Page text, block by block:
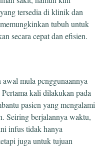
tersedia di klinik dan
tubuh untuk
secara cepat dan efisien.
mula penggunaannya
kali dilakukan pada
pasien yang mengalami
Seiring berjalannya waktu,
infus tidak hanya
juga untuk tujuan